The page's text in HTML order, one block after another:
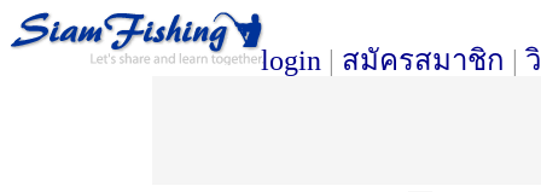
login | สมัครสมาชิก |